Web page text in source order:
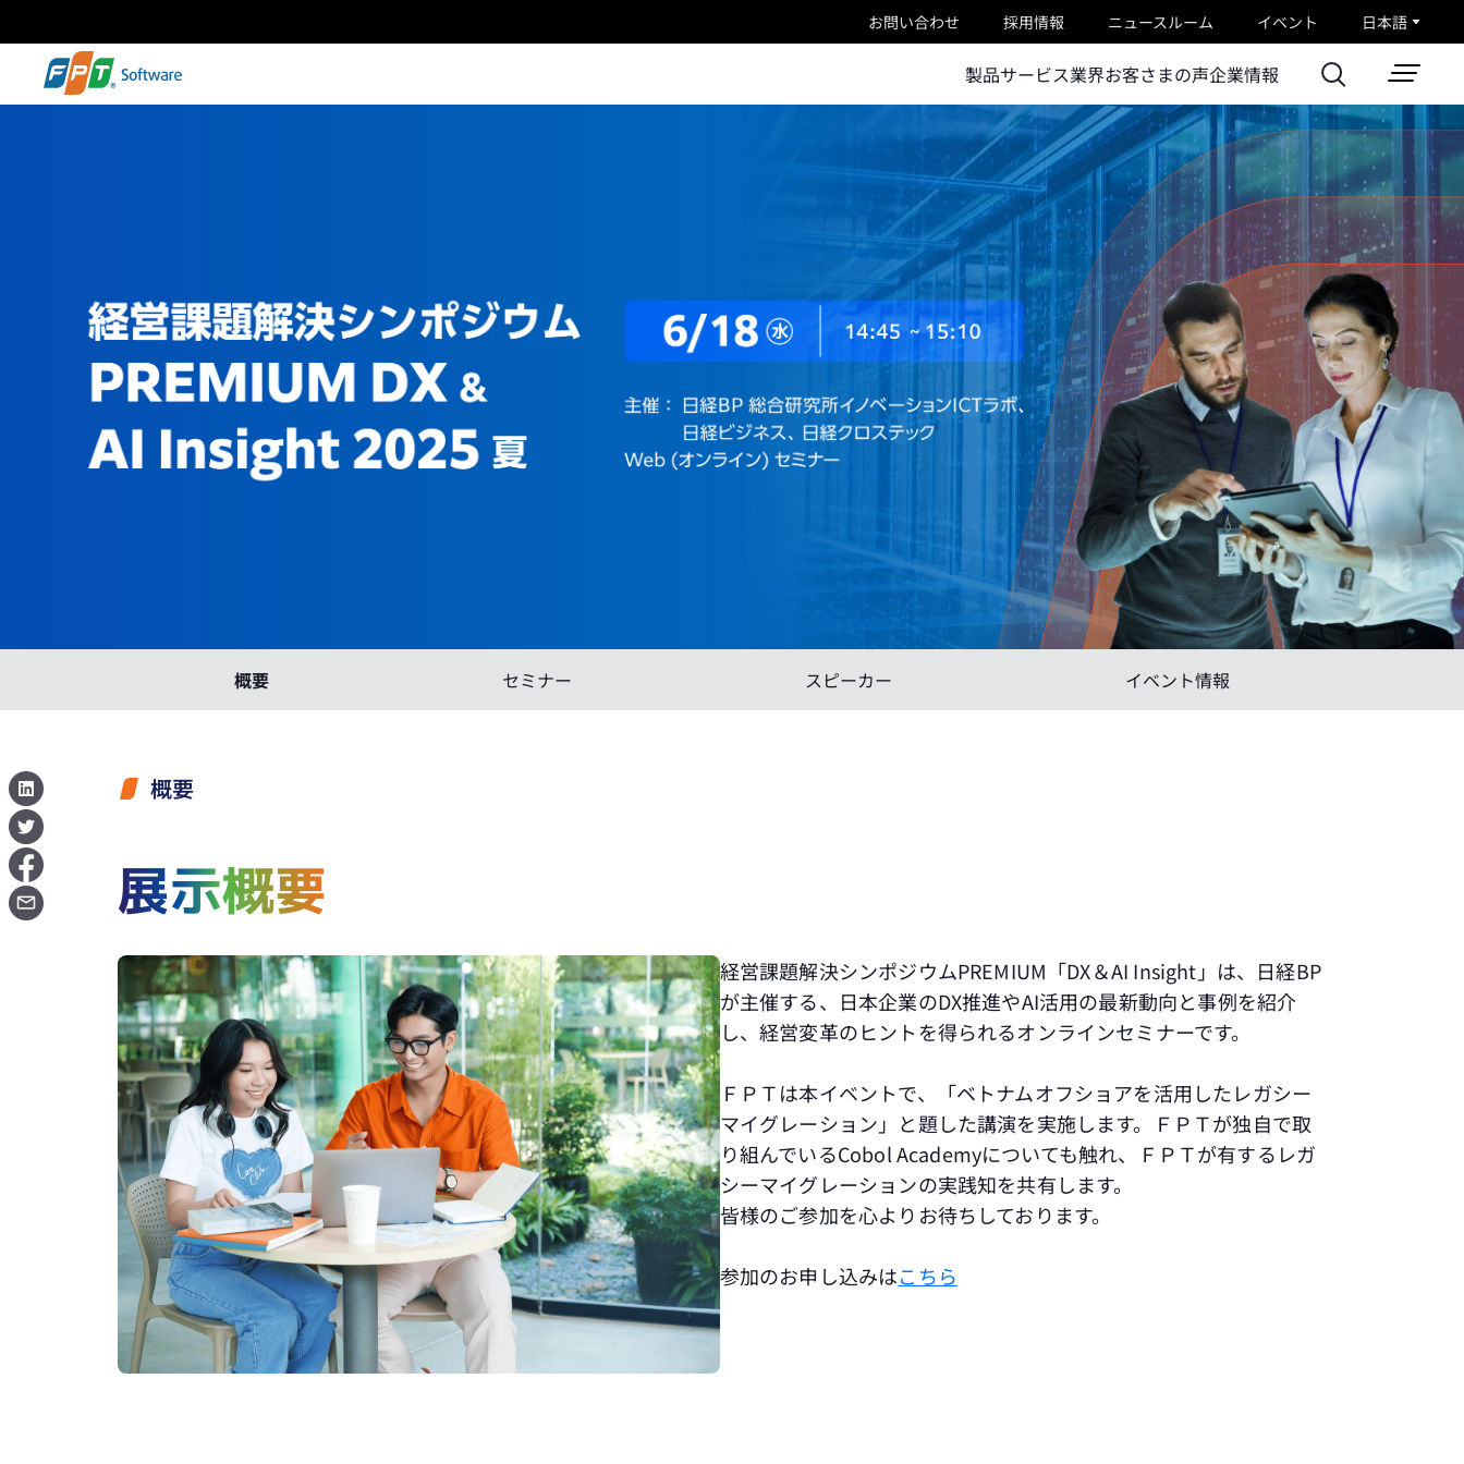
お問い合わせ 採用情報 ニュースルーム イベント 日本語
製品サービス業界お客さまの声企業情報
概要 セミナー スピーカー イベント情報
概要
展示概要
経営課題解決シンポジウムPREMIUM「DX＆AI Insight」は、日経BP
が主催する、日本企業のDX推進やAI活用の最新動向と事例を紹介
し、経営変革のヒントを得られるオンラインセミナーです。
ＦＰＴは本イベントで、「ベトナムオフショアを活用したレガシー
マイグレーション」と題した講演を実施します。ＦＰＴが独自で取
り組んでいるCobol Academyについても触れ、ＦＰＴが有するレガ
シーマイグレーションの実践知を共有します。
皆様のご参加を心よりお待ちしております。
参加のお申し込みはこちら